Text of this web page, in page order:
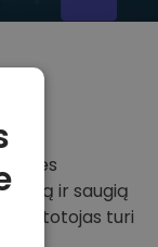
, mes
ir saugią
vartotojas turi